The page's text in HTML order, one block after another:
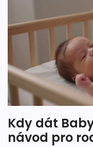
Kdy dát
návod pro